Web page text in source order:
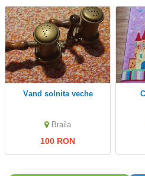
Vand solnita veche
Braila
100 RON